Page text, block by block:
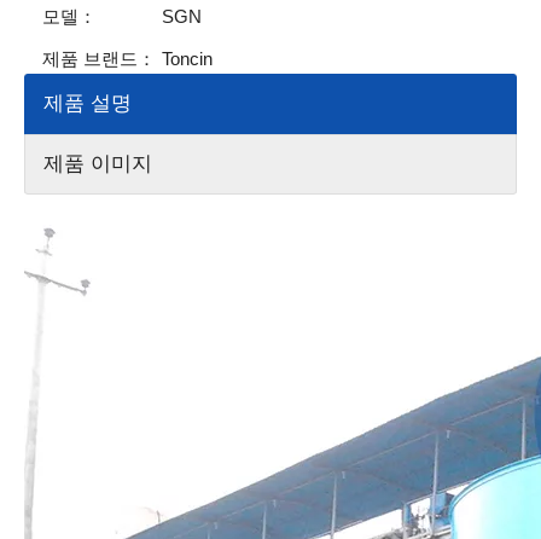
모델： SGN
제품 브랜드： Toncin
제품 설명
제품 이미지